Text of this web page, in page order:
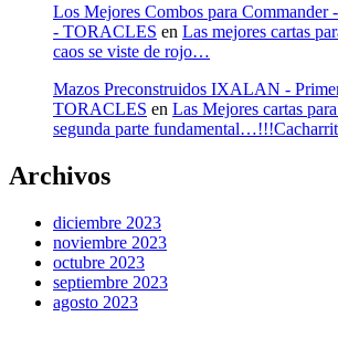
Los Mejores Combos para Commander
- TORACLES en Las mejores cartas
caos se viste de rojo…
Mazos Preconstruidos IXALAN -
TORACLES en Las Mejores cartas
segunda parte
Archivos
diciembre 2023
noviembre 2023
octubre 2023
septiembre 2023
agosto 2023